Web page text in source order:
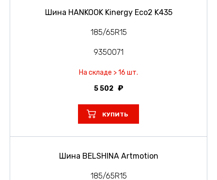
Шина HANKOOK Kinergy Eco2 K435
185/65R15
9350071
На складе > 16 шт.
5 502
КУПИТЬ
Шина BELSHINA Artmotion
185/65R15